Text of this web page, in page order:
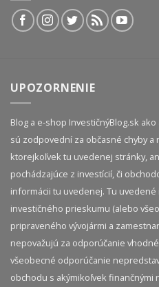
UPOZORNENIE
Blog a e-shop InvestičnýBlog.sk
sú zodpovední za občasné chyby
ktorejkoľvek tu uvedenej stránky,
pochádzajúce z investícií, či
informácii tu uvedenej. Tu
investičného prieskumu (alebo
pripraveného vývojármi a
nepovažujú za odporúčanie
všeobecné odporúčanie
obchodu s akýmikoľvek